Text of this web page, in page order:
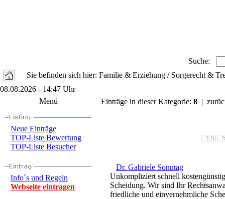
Suche:
Sie befinden sich hier: Familie & Erziehung / Sorgerecht &
08.08.2026 - 14:47 Uhr
Menü
Neue Einträge
TOP-Liste Bewertung
TOP-Liste Besucher
Info´s und Regeln
Webseite eintragen
Einträge in dieser Kategorie: 8 |
Dr. Gabriele Sonntag
Unkompliziert schnell
Scheidung. Wir sind Ihr
friedliche und einvernehmliche